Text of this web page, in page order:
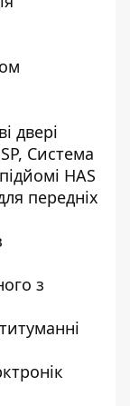
двері
Система
HAS
передніх
з